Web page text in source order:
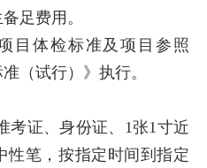
足费用。
目体检标准及项目参照
（试行）》执行。
考证、身份证、1张1寸近
性笔，按指定时间到指定